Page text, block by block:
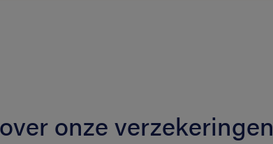
onze verzekeringen